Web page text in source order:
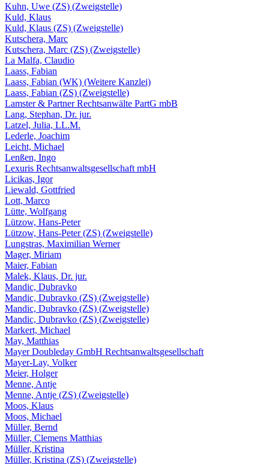
Kuhn, Uwe (ZS) (Zweigstelle)
Kuld, Klaus
Kuld, Klaus (ZS) (Zweigstelle)
Kutschera, Marc
Kutschera, Marc (ZS) (Zweigstelle)
La Malfa, Claudio
Laass, Fabian
Laass, Fabian (WK) (Weitere Kanzlei)
Laass, Fabian (ZS) (Zweigstelle)
Lamster & Partner Rechtsanwälte PartG mbB
Lang, Stephan, Dr. jur.
Latzel, Julia, LL.M.
Lederle, Joachim
Leicht, Michael
Lenßen, Ingo
Lexuris Rechtsanwaltsgesellschaft mbH
Licikas, Igor
Liewald, Gottfried
Lott, Marco
Lütte, Wolfgang
Lützow, Hans-Peter
Lützow, Hans-Peter (ZS) (Zweigstelle)
Lungstras, Maximilian Werner
Mager, Miriam
Maier, Fabian
Malek, Klaus, Dr. jur.
Mandic, Dubravko
Mandic, Dubravko (ZS) (Zweigstelle)
Mandic, Dubravko (ZS) (Zweigstelle)
Mandic, Dubravko (ZS) (Zweigstelle)
Markert, Michael
May, Matthias
Mayer Doubleday GmbH Rechtsanwaltsgesellschaft
Mayer-Lay, Volker
Meier, Holger
Menne, Antje
Menne, Antje (ZS) (Zweigstelle)
Moos, Klaus
Moos, Michael
Müller, Bernd
Müller, Clemens Matthias
Müller, Kristina
Müller, Kristina (ZS) (Zweigstelle)